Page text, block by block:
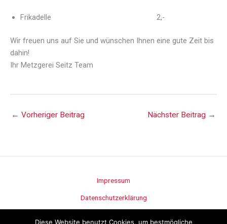
Frikadelle 2,-
Wir freuen uns auf Sie und wünschen Ihnen eine gute Zeit bis
dahin!
Ihr Metzgerei Seitz Team
← Vorheriger Beitrag Nächster Beitrag →
Impressum
Datenschutzerklärung
Diese Website benutzt Cookies, um bestmögliche